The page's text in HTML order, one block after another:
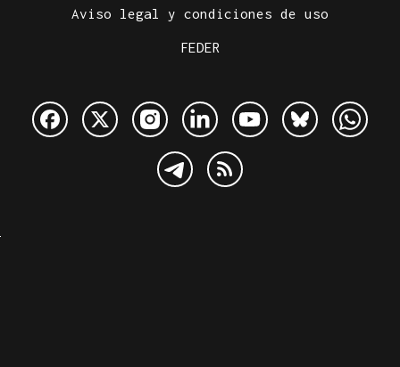
Aviso legal y condiciones de uso
FEDER